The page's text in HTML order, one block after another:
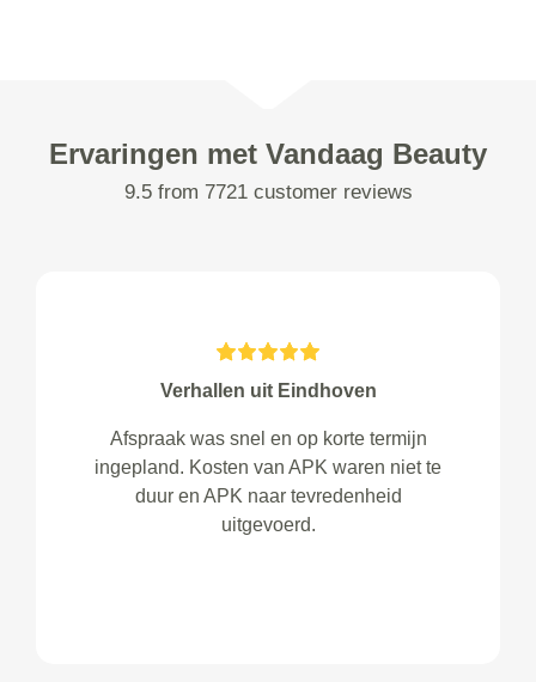
Ervaringen met Vandaag Beauty
9.5 from 7721 customer reviews
Verhallen uit Eindhoven
Afspraak was snel en op korte termijn
ingepland. Kosten van APK waren niet te
duur en APK naar tevredenheid
uitgevoerd.